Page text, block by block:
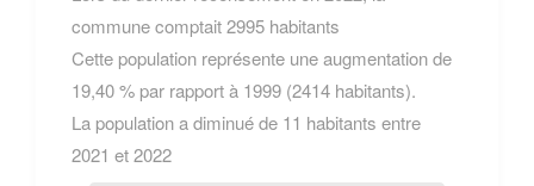
commune comptait 2995 habitants
Cette population représente une augmentation de
19,40 % par rapport à 1999 (2414 habitants).
La population a diminué de 11 habitants entre
2021 et 2022